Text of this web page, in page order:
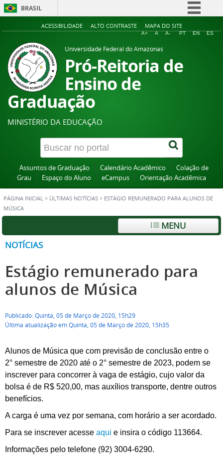
BRASIL
Simplifique!
Acesso à informação
ACESSIBILIDADE ALTO CONTRASTE MAPA DO SITE
A+ A A- PT EN ES
Universidade Federal do Amazonas
Pró-Reitoria de
Ensino de
Graduação
MINISTÉRIO DA EDUCAÇÃO
Assuntos de Graduação Calendário Acadêmico
Colação de
Grau
Espaço do Aluno eCampus Orientação Acadêmica
PÁGINA INICIAL > ÚLTIMAS NOTÍCIAS > ESTÁGIO REMUNERADO PARA ALUNOS DE
MÚSICA
MENU
NOTÍCIAS
Estágio remunerado para
alunos de Música
Publicado: Quinta, 05 de Março de 2020, 15h29
Última atualização em Quinta, 05 de Março de 2020, 15h35
Alunos de Música que com previsão de conclusão entre o
2° semestre de 2020 até o 2° semestre de 2023, podem se
inscrever para concorrer à vaga de estágio, cujo valor da
bolsa é de R$ 520,00, mas auxílios transporte, dentre outros
benefícios.
A carga é uma vez por semana, com horário a ser acordado.
Para se inscrever acesse aqui e insira o código 113664.
Informações pelo telefone (92) 3004-6290.